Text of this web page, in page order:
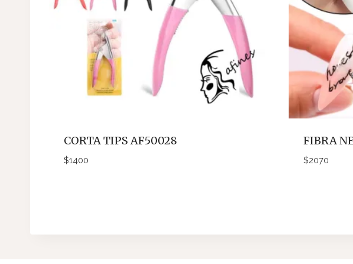
CORTA TIPS AF50028
$1400
FIBRA
$2070